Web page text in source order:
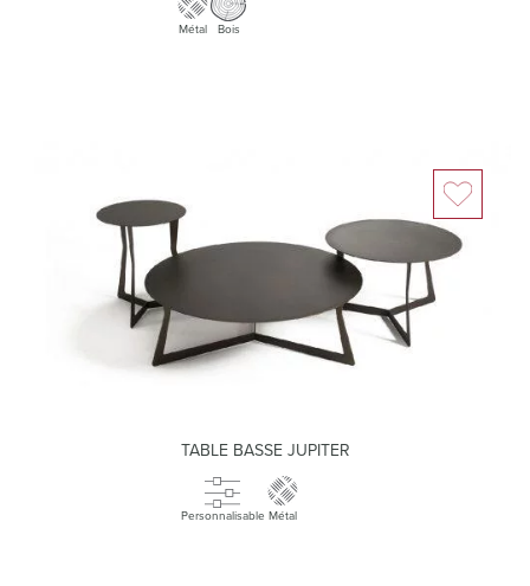
Métal Bois
TABLE BASSE JUPITER
Personnalisable Métal